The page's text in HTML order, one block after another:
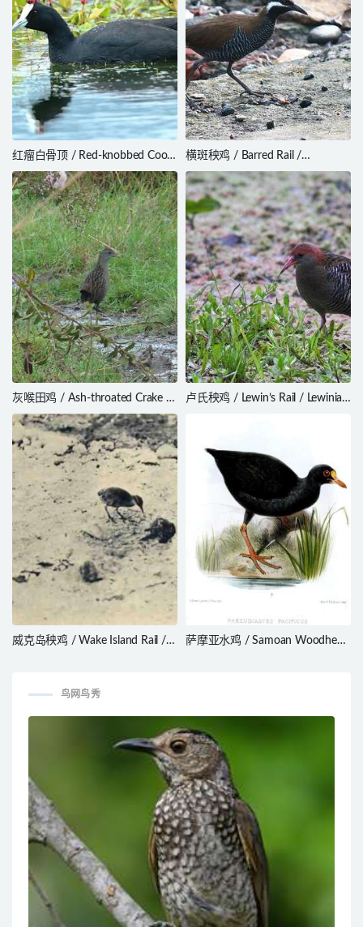
红瘤白骨顶 / Red-knobbed Coot
/ Fulica cristata
横斑秧鸡 / Barred Rail /
Hypotaenidia torquata
灰喉田鸡 / Ash-throated Crake /
Mustelirallus albicollis
卢氏秧鸡 / Lewin’s Rail / Lewinia
威克岛秧鸡 / Wake Island Rail /
萨摩亚水鸡 / Samoan Woodhen
鸟网鸟秀